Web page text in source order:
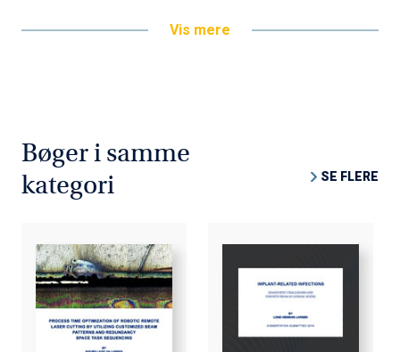
Vis mere
Bøger i samme
kategori
SE FLERE